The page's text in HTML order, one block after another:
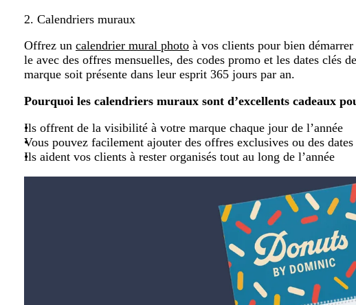
2. Calendriers muraux
Offrez un calendrier mural photo à vos clients pour bien
le avec des offres mensuelles, des codes promo et les dates clés
marque soit présente dans leur esprit 365 jours par an.
Pourquoi les calendriers muraux sont d’excellents cadeaux
Ils offrent de la visibilité à votre marque chaque jour de l’année
Vous pouvez facilement ajouter des offres exclusives ou des dates
Ils aident vos clients à rester organisés tout au long de l’année